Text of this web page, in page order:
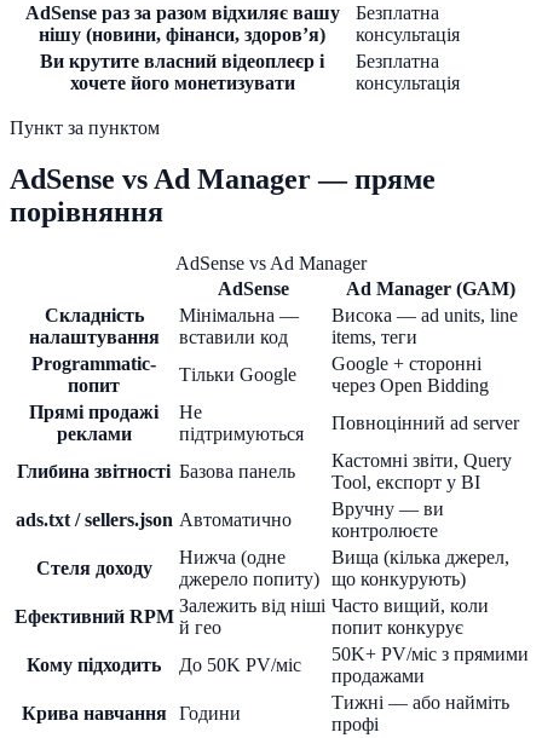
AdSense раз за разом відхиляє вашу
нішу (новини, фінанси, здоров’я)
Безплатна
консультація
Ви крутите власний відеоплеєр і
хочете його монетизувати
Безплатна
консультація
Пункт за пунктом
AdSense vs Ad Manager — пряме
порівняння
AdSense vs Ad Manager
AdSense
Ad Manager (GAM)
Складність
налаштування
Мінімальна —
вставили код
Висока — ad units, line
items, теги
Programmatic-
попит
Тільки Google
Google + сторонні
через Open Bidding
Прямі продажі
реклами
Не
підтримуються
Повноцінний ad server
Глибина звітності Базова панель
Кастомні звіти, Query
Tool, експорт у BI
ads.txt / sellers.json Автоматично
Вручну — ви
контролюєте
Стеля доходу
Нижча (одне
джерело попиту)
Вища (кілька джерел,
що конкурують)
Ефективний RPM
Залежить від ніші
й гео
Часто вищий, коли
попит конкурує
Кому підходить
До 50K PV/міс
50K+ PV/міс з прямими
продажами
Крива навчання
Години
Тижні — або найміть
профі